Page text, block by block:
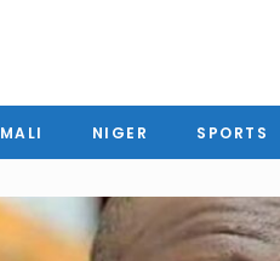
MALI NIGER SPORTS